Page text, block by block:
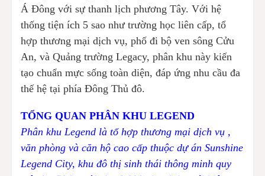
Á Đông với sự thanh lịch phương Tây. Với hệ
thống tiện ích 5 sao như trường học liên cấp, tổ
hợp thương mại dịch vụ, phố đi bộ ven sông Cửu
An, và Quảng trường Legacy, phân khu này kiến
tạo chuẩn mực sống toàn diện, đáp ứng nhu cầu đa
thế hệ tại phía Đông Thủ đô.
TỔNG QUAN PHÂN KHU LEGEND
Phân khu Legend là tổ hợp thương mại dịch vụ ,
văn phòng và căn hộ cao cấp thuộc dự án Sunshine
Legend City, khu đô thị sinh thái thông minh quy